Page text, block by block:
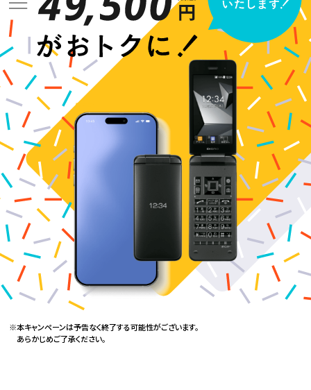
本キャンペーンは予告なく終了する可能性がございます。
あらかじめご了承ください。